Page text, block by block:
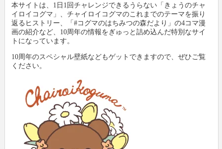
本サイトは、1日1回チャレンジできるうらない「きょうのチャ
イロイコグマ」、チャイロイコグマのこれまでのテーマを振り
返るヒストリー、「#コグマのはちみつの森だより」の4コマ漫
画の紹介など、10周年の情報をぎゅっと詰め込んだ特別なサイ
トになっています。
10周年のスペシャル壁紙などもゲットできますので、ぜひご覧
ください。